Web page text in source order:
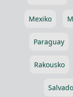
Mexiko
Paraguay
Rakousko